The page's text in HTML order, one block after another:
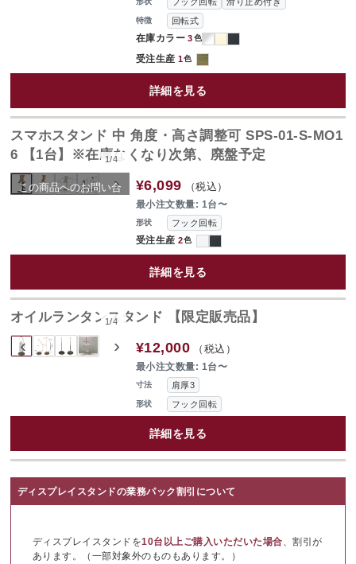
特徴 回転式
在庫カラー 3色
受注生産 1色
詳細を見る
‹ ›
1/4
SOLD OUT
この商品へのお問い合
スマホスタンド 中 角度・高さ調整可 SPS-01-S-MO1
6 【1台】※在庫なくなり次第、廃盤予定
形状 フック回転
受注生産 2色
¥6,099 （税込）
最小注文数量: 1台〜
詳細を見る
‹ ›
1/4
オイルランタンスタンド 【限定販売品】
寸法 肩厚3
形状 フック回転
¥12,000 （税込）
最小注文数量: 1台〜
詳細を見る
ディスプレイスタンドの業務パック割引について
ディスプレイスタンドを10台以上ご購入いただいた場合、割引が
あります。（一部対象外のものもあります。）